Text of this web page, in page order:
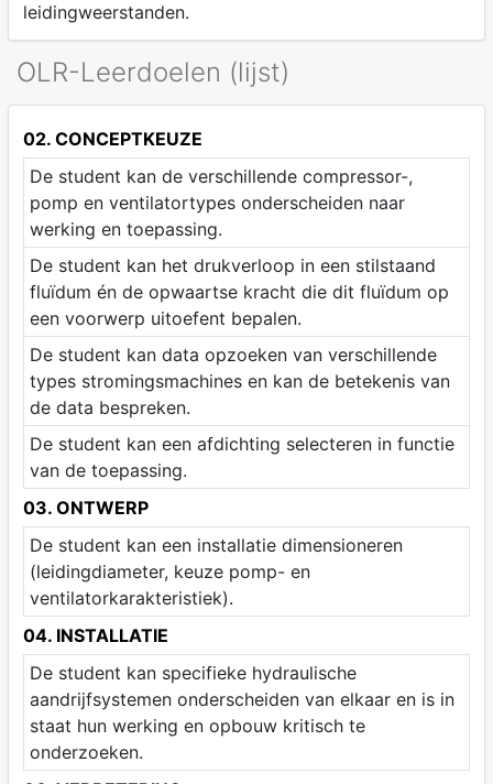
leidingweerstanden.
OLR-Leerdoelen (lijst)
02. CONCEPTKEUZE
De student kan de verschillende compressor-,
pomp en ventilatortypes onderscheiden naar
werking en toepassing.
De student kan het drukverloop in een stilstaand
fluïdum én de opwaartse kracht die dit fluïdum op
een voorwerp uitoefent bepalen.
De student kan data opzoeken van verschillende
types stromingsmachines en kan de betekenis van
de data bespreken.
De student kan een afdichting selecteren in functie
van de toepassing.
03. ONTWERP
De student kan een installatie dimensioneren
(leidingdiameter, keuze pomp- en
ventilatorkarakteristiek).
04. INSTALLATIE
De student kan specifieke hydraulische
aandrijfsystemen onderscheiden van elkaar en is in
staat hun werking en opbouw kritisch te
onderzoeken.